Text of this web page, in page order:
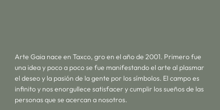
Arte Gaia nace en Taxco, gro en el año de 2001. Primero fue
una idea y poco a poco se fue manifestando el arte al plasmar
el deseo y la pasión de la gente por los símbolos. El campo es
infinito y nos enorgullece satisfacer y cumplir los sueños de las
personas que se acercan a nosotros.